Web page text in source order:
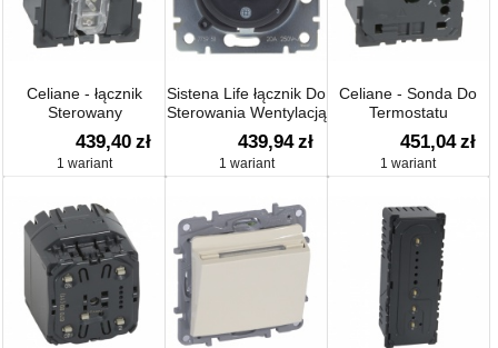
Celiane - łącznik
Sterowany
Przyciskiem 2000w
439,40 zł
1 wariant
Sistena Life łącznik Do
Sterowania Wentylacją
4 Pozycje (0-1-2-3)
20a 250v~
439,94 zł
1 wariant
Celiane - Sonda Do
Termostatu
Pokojowego
451,04 zł
1 wariant